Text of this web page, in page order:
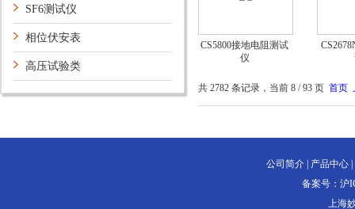
SF6测试仪
相位伏安表
高压试验类
CS5800接地电阻测试
仪
共 2782 条记录，当前 8 / 93 页 首页
公司简介 产品中心
备案号：沪
上海